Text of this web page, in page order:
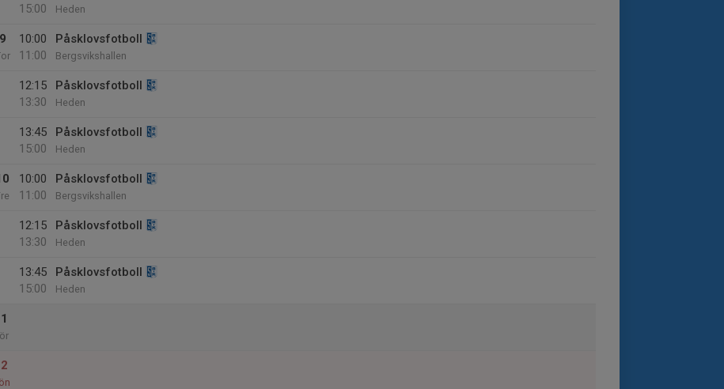
15:00
Heden
9
10:00
11:00
Påsklovsfotboll
Bergsvikshallen
12:15
13:30
Påsklovsfotboll
Heden
13:45
15:00
Påsklovsfotboll
Heden
10:00
11:00
Påsklovsfotboll
Bergsvikshallen
12:15
13:30
Påsklovsfotboll
Heden
13:45
15:00
Påsklovsfotboll
Heden